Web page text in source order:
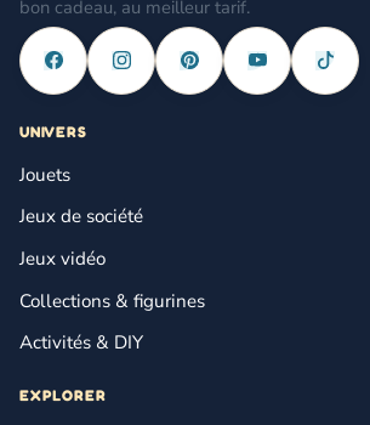
bon cadeau, au meilleur tarif.
UNIVERS
Jouets
Jeux de société
Jeux vidéo
Collections & figurines
Activités & DIY
EXPLORER